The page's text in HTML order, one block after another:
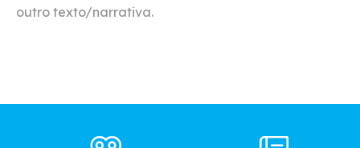
outro texto/narrativa.